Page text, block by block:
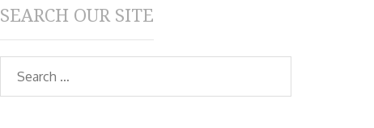
SEARCH OUR SITE
Search